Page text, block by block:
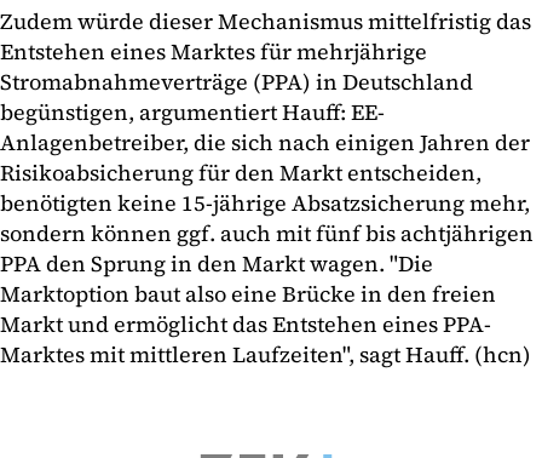
Zudem würde dieser Mechanismus mittelfristig das
Entstehen eines Marktes für mehrjährige
Stromabnahmeverträge (PPA) in Deutschland
begünstigen, argumentiert Hauff: EE-
Anlagenbetreiber, die sich nach einigen Jahren der
Risikoabsicherung für den Markt entscheiden,
benötigten keine 15-jährige Absatzsicherung mehr,
sondern können ggf. auch mit fünf bis achtjährigen
PPA den Sprung in den Markt wagen. "Die
Marktoption baut also eine Brücke in den freien
Markt und ermöglicht das Entstehen eines PPA-
Marktes mit mittleren Laufzeiten", sagt Hauff. (hcn)